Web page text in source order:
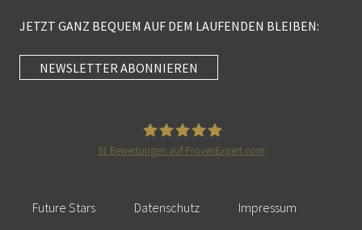
JETZT GANZ BEQUEM AUF DEM LAUFENDEN BLEIBEN:
NEWSLETTER ABONNIEREN
91 Bewertungen auf ProvenExpert.com
Future Stars Datenschutz Impressum
SEHR GUT